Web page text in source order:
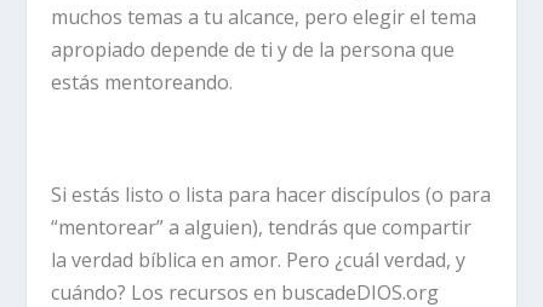
muchos temas a tu alcance, pero elegir el tema
apropiado depende de ti y de la persona que
estás mentoreando.
Si estás listo o lista para hacer discípulos (o para
“mentorear” a alguien), tendrás que compartir
la verdad bíblica en amor. Pero ¿cuál verdad, y
cuándo? Los recursos en buscadeDIOS.org